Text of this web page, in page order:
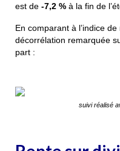
est de -7,2 % à la fin de
En comparant à l’indice
décorrélation remarquée
part :
suivi réalisé